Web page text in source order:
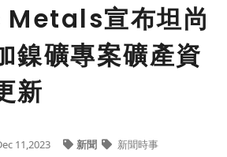
宣布坦尚
鎳礦專案礦產資
新
11,2023 新聞 新聞時事